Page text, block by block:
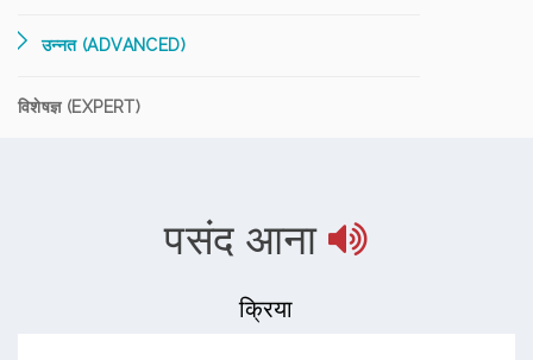
उन्नत (ADVANCED)
विशेषज्ञ (EXPERT)
पसंद आना
क्रिया